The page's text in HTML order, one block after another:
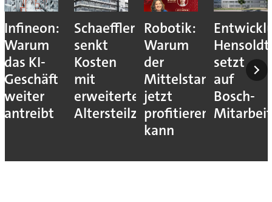
Infineon:
Warum
das KI-
Geschäft
weiter
antreibt
Schaeffler
senkt
Kosten
mit
erweitertem
Altersteilzeitprogramm
Robotik:
Warum
der
Mittelstand
jetzt
profitieren
kann
Hensoldt
setzt
auf
Bosch-